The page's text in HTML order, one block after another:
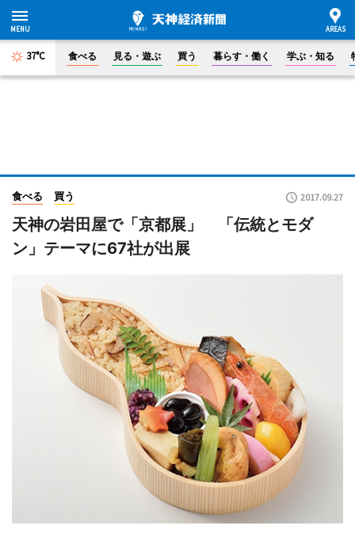
37°C 食べる 見る・遊ぶ 買う 暮らす・働く 学ぶ・知る
食べる 買う 2017.09.27
天神の岩田屋で「京都展」 「伝統とモダ
ン」テーマに67社が出展